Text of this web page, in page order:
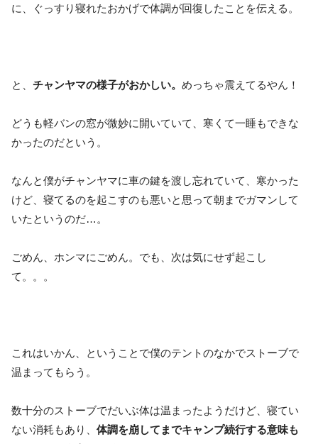
に、ぐっすり寝れたおかげで体調が回復したことを伝える。
と、 チャンヤマの様子がおかしい。 めっちゃ震えてるやん！
どうも軽バンの窓が微妙に開いていて、寒くて一睡もできな
かったのだという。
なんと僕がチャンヤマに車の鍵を渡し忘れていて、寒かった
けど、寝てるのを起こすのも悪いと思って朝までガマンして
いたというのだ…。
ごめん、ホンマにごめん。でも、次は気にせず起こし
て。。。
これはいかん、ということで僕のテントのなかでストーブで
温まってもらう。
数十分のストーブでだいぶ体は温まったようだけど、寝てい
ない消耗もあり、 体調を崩してまでキャンプ続行する意味も